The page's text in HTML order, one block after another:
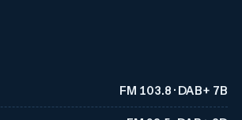
FM 103.8 · DAB+ 7B